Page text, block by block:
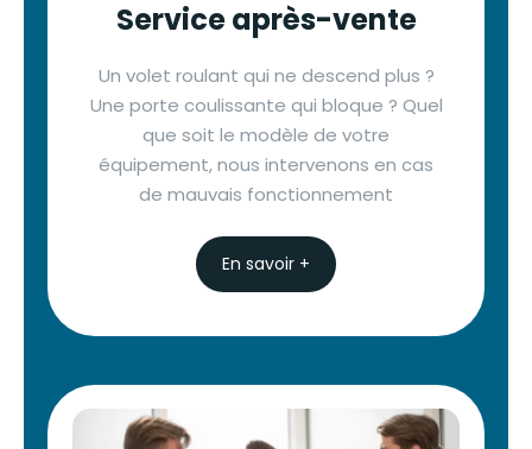
Service après-vente
Un volet roulant qui ne descend plus ?
Une porte coulissante qui bloque ? Quel
que soit le modèle de votre
équipement, nous intervenons en cas
de mauvais fonctionnement
En savoir +